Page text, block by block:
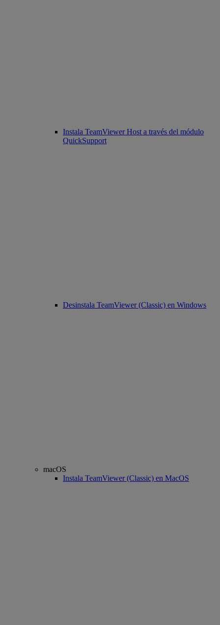
Instala TeamViewer Host a través del módulo
QuickSupport
Desinstala TeamViewer (Classic) en Windows
macOS
Instala TeamViewer (Classic) en MacOS